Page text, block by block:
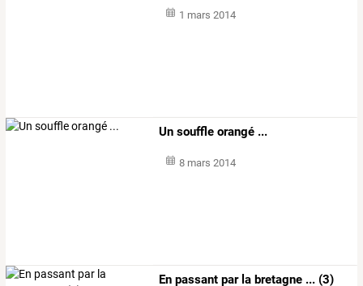
1 mars 2014
Un souffle orangé ...
8 mars 2014
En passant par la bretagne ... (3)